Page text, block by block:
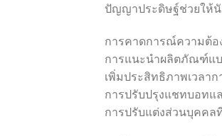
ปัญญาประดิษฐ์ช่วยให้นั
การคาดการณ์ความต้อ
การแนะนำผลิตภัณฑ์แ
เพิ่มประสิทธิภาพเวลา
การปรับปรุงแชทบอทแ
การปรับแต่งส่วนบุคคล